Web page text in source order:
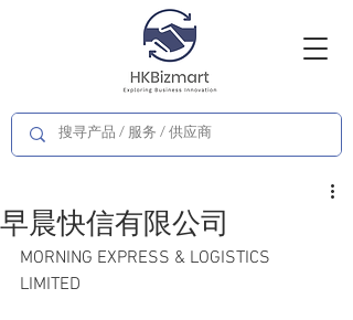
早晨快信有限公司
MORNING EXPRESS & LOGISTICS
LIMITED